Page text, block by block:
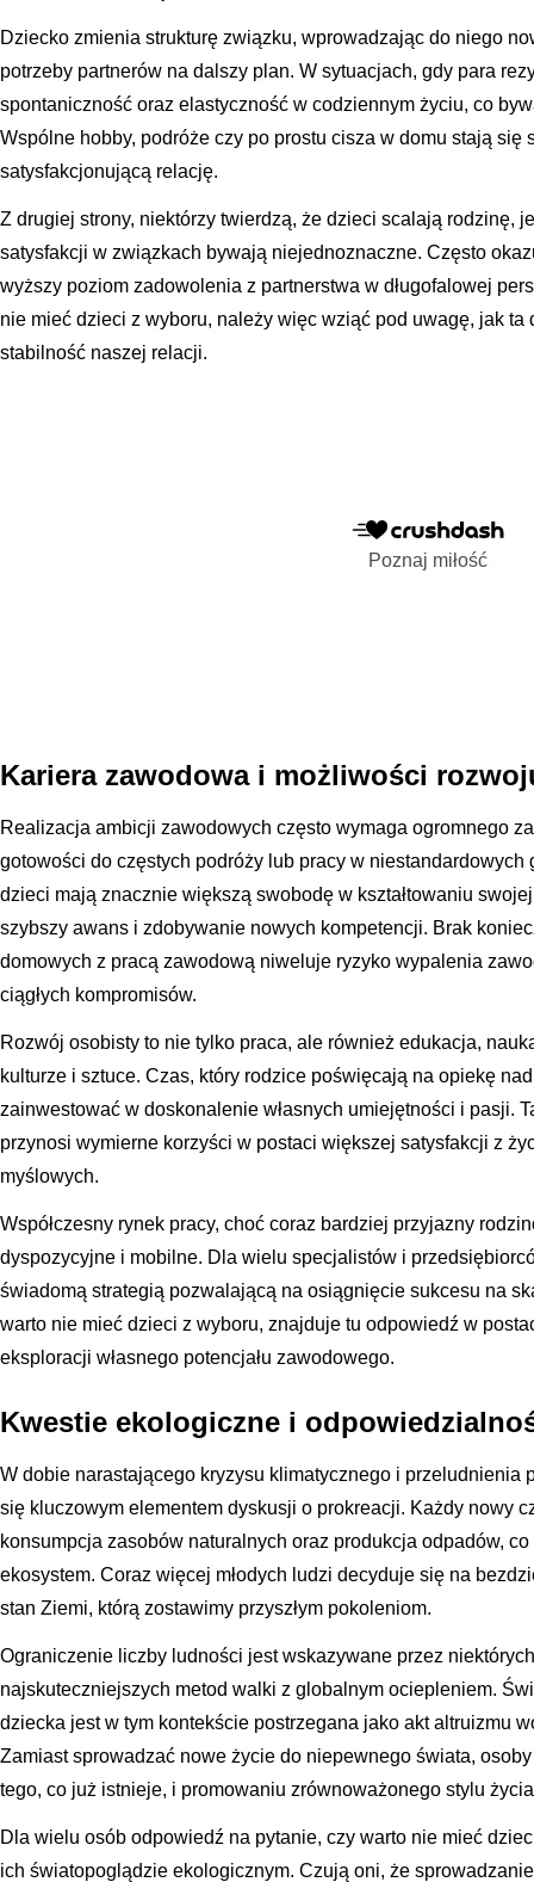
Dziecko zmienia strukturę związku, wprowadzając do niego
potrzeby partnerów na dalszy plan. W sytuacjach, gdy para
spontaniczność oraz elastyczność w codziennym życiu, co
Wspólne hobby, podróże czy po prostu cisza w domu stają się
satysfakcjonującą relację.
Z drugiej strony, niektórzy twierdzą, że dzieci scalają rodzinę,
satysfakcji w związkach bywają niejednoznaczne. Często
wyższy poziom zadowolenia z partnerstwa w długofalowej
nie mieć dzieci z wyboru, należy więc wziąć pod uwagę, jak ta
stabilność naszej relacji.
Poznaj miłość
Kariera zawodowa i możliwości
Realizacja ambicji zawodowych często wymaga ogromnego
gotowości do częstych podróży lub pracy w
dzieci mają znacznie większą swobodę w kształtowaniu
szybszy awans i zdobywanie nowych kompetencji. Brak
domowych z pracą zawodową niweluje ryzyko wypalenia
ciągłych kompromisów.
Rozwój osobisty to nie tylko praca, ale również edukacja,
kulturze i sztuce. Czas, który rodzice poświęcają na opiekę
zainwestować w doskonalenie własnych umiejętności i pasji.
przynosi wymierne korzyści w postaci większej satysfakcji z
myślowych.
Współczesny rynek pracy, choć coraz bardziej przyjazny
dyspozycyjne i mobilne. Dla wielu specjalistów i
świadomą strategią pozwalającą na osiągnięcie sukcesu na
warto nie mieć dzieci z wyboru, znajduje tu odpowiedź w
eksploracji własnego potencjału zawodowego.
Kwestie ekologiczne i
W dobie narastającego kryzysu klimatycznego i przeludnienia
się kluczowym elementem dyskusji o prokreacji. Każdy nowy
konsumpcja zasobów naturalnych oraz produkcja odpadów,
ekosystem. Coraz więcej młodych ludzi decyduje się na
stan Ziemi, którą zostawimy przyszłym pokoleniom.
Ograniczenie liczby ludności jest wskazywane przez
najskuteczniejszych metod walki z globalnym ociepleniem.
dziecka jest w tym kontekście postrzegana jako akt altruizmu
Zamiast sprowadzać nowe życie do niepewnego świata,
tego, co już istnieje, i promowaniu zrównoważonego stylu
Dla wielu osób odpowiedź na pytanie, czy warto nie mieć
ich światopoglądzie ekologicznym. Czują oni, że